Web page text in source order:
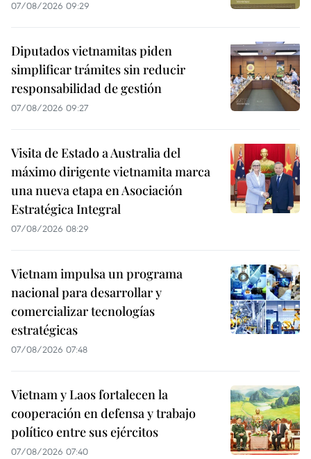
07/08/2026 09:29
Diputados vietnamitas piden
simplificar trámites sin reducir
responsabilidad de gestión
07/08/2026 09:27
Visita de Estado a Australia del
máximo dirigente vietnamita marca
una nueva etapa en Asociación
Estratégica Integral
07/08/2026 08:29
Vietnam impulsa un programa
nacional para desarrollar y
comercializar tecnologías
estratégicas
07/08/2026 07:48
Vietnam y Laos fortalecen la
cooperación en defensa y trabajo
político entre sus ejércitos
07/08/2026 07:40